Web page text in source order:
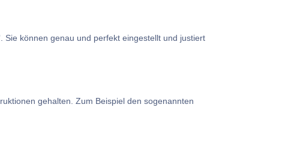
können genau und perfekt eingestellt und justiert
gehalten. Zum Beispiel den sogenannten